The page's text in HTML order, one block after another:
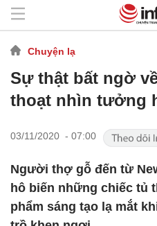
Chuyện lạ
Sự thật bất ngờ
thoạt nhìn tưởng
03/11/2020 - 07:00
Người thợ gỗ đến từ
hô biến những chiếc tủ
phẩm sáng tạo lạ mắt